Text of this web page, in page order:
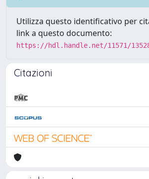
Utilizza questo identificativo per
link a questo documento:
https://hdl.handle.net/11571/
Citazioni